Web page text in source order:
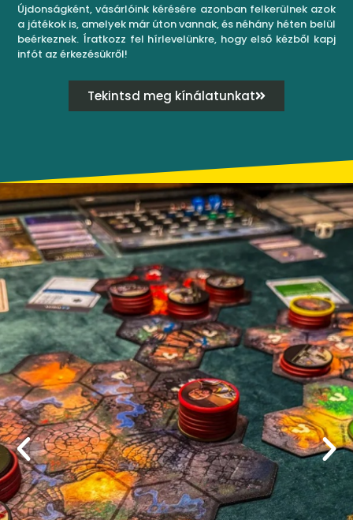
Újdonságként, vásárlóink kérésére azonban felkerülnek azok
a játékok is, amelyek már úton vannak, és néhány héten belül
beérkeznek. Íratkozz fel hírlevelünkre, hogy első kézből kapj
infót az érkezésükről!
Tekintsd meg kínálatunkat